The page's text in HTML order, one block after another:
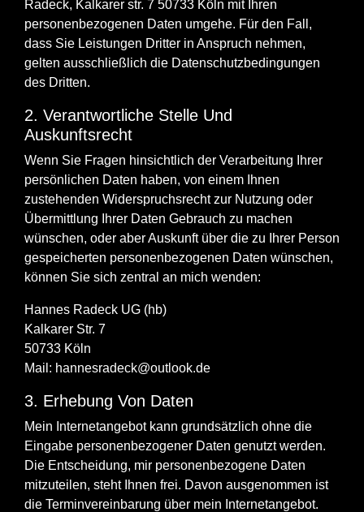
Radeck, Kalkarer str. 7 50733 Köln mit Ihren
personenbezogenen Daten umgehe. Für den Fall,
dass Sie Leistungen Dritter in Anspruch nehmen,
gelten ausschließlich die Datenschutzbedingungen
des Dritten.
2. Verantwortliche Stelle Und
Auskunftsrecht
Wenn Sie Fragen hinsichtlich der Verarbeitung Ihrer
persönlichen Daten haben, von einem Ihnen
zustehenden Widerspruchsrecht zur Nutzung oder
Übermittlung Ihrer Daten Gebrauch zu machen
wünschen, oder aber Auskunft über die zu Ihrer Person
gespeicherten personenbezogenen Daten wünschen,
können Sie sich zentral an mich wenden:
Hannes Radeck UG (hb)
Kalkarer Str. 7
50733 Köln
Mail: hannesradeck@outlook.de
3. Erhebung Von Daten
Mein Internetangebot kann grundsätzlich ohne die
Eingabe personenbezogener Daten genutzt werden.
Die Entscheidung, mir personenbezogene Daten
mitzuteilen, steht Ihnen frei. Davon ausgenommen ist
die Terminvereinbarung über mein Internetangebot.